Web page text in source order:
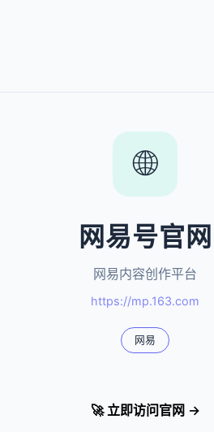
🌐
网易号官网
网易内容创作平台
https://mp.163.com
网易
🚀 立即访问官网 →